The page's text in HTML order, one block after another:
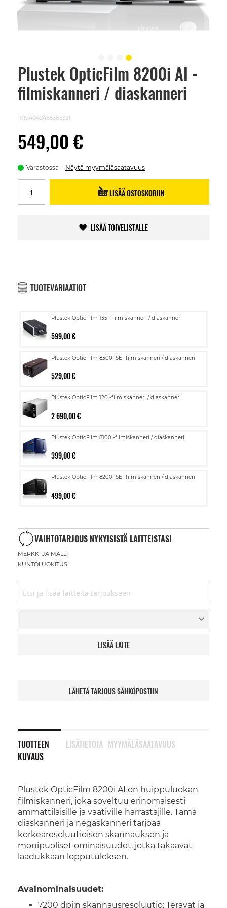
Plustek OpticFilm 8200i AI -
filmiskanneri / diaskanneri
10194042485365331
549,00 €
Varastossa Näytä myymäläsaatavuus
LISÄÄ OSTOSKORIIN
LISÄÄ TOIVELISTALLE
TUOTEVARIAATIOT
Plustek OpticFilm 135i -filmiskanneri / diaskanneri
599,00 €
Plustek OpticFilm 8300i SE -filmiskanneri / diaskanneri
529,00 €
Plustek OpticFilm 120 -filmiskanneri / diaskanneri
2 690,00 €
Plustek OpticFilm 8100 -filmiskanneri / diaskanneri
399,00 €
Plustek OpticFilm 8200i SE -filmiskanneri / diaskanneri
499,00 €
VAIHTOTARJOUS NYKYISISTÄ LAITTEISTASI
MERKKI JA MALLI
KUNTOLUOKITUS
LISÄÄ LAITE
LÄHETÄ TARJOUS SÄHKÖPOSTIIN
TUOTTEEN
KUVAUS
Plustek OpticFilm 8200i AI on huippuluokan
filmiskanneri, joka soveltuu erinomaisesti
ammattilaisille ja vaativille harrastajille. Tämä
diaskanneri ja negaskanneri tarjoaa
korkearesoluutioisen skannauksen ja
monipuoliset ominaisuudet, jotka takaavat
laadukkaan lopputuloksen.
Avainominaisuudet:
7200 dpi:n skannausresoluutio: Terävät ja
LISÄTIETOJA MYYMÄLÄSAATAVUUS
Skip
beginning
images